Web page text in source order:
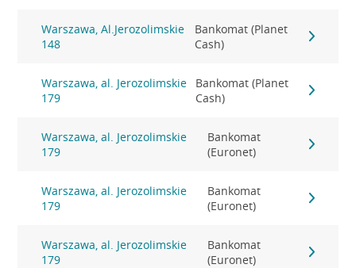
Warszawa, Al.Jerozolimskie
148
Bankomat (Planet
Cash)
Warszawa, al. Jerozolimskie
179
Bankomat (Planet
Cash)
Warszawa, al. Jerozolimskie
179
Bankomat
(Euronet)
Warszawa, al. Jerozolimskie
179
Bankomat
(Euronet)
Warszawa, al. Jerozolimskie
179
Bankomat
(Euronet)